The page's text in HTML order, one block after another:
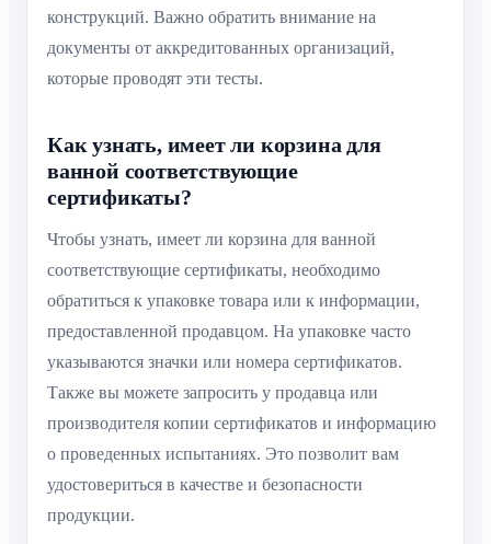
конструкций. Важно обратить внимание на
документы от аккредитованных организаций,
которые проводят эти тесты.
Как узнать, имеет ли корзина для
ванной соответствующие
сертификаты?
Чтобы узнать, имеет ли корзина для ванной
соответствующие сертификаты, необходимо
обратиться к упаковке товара или к информации,
предоставленной продавцом. На упаковке часто
указываются значки или номера сертификатов.
Также вы можете запросить у продавца или
производителя копии сертификатов и информацию
о проведенных испытаниях. Это позволит вам
удостовериться в качестве и безопасности
продукции.